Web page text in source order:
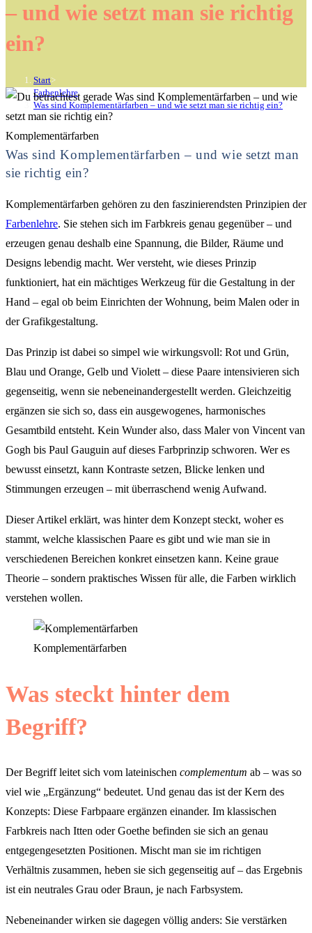
– und wie setzt man sie richtig
ein?
Start>
Farbenlehre>
Was sind Komplementärfarben – und wie setzt man sie richtig ein?
Komplementärfarben
Was sind Komplementärfarben – und wie setzt man
sie richtig ein?
Komplementärfarben gehören zu den faszinierendsten Prinzipien der
Farbenlehre. Sie stehen sich im Farbkreis genau gegenüber – und
erzeugen genau deshalb eine Spannung, die Bilder, Räume und
Designs lebendig macht. Wer versteht, wie dieses Prinzip
funktioniert, hat ein mächtiges Werkzeug für die Gestaltung in der
Hand – egal ob beim Einrichten der Wohnung, beim Malen oder in
der Grafikgestaltung.
Das Prinzip ist dabei so simpel wie wirkungsvoll: Rot und Grün,
Blau und Orange, Gelb und Violett – diese Paare intensivieren sich
gegenseitig, wenn sie nebeneinandergestellt werden. Gleichzeitig
ergänzen sie sich so, dass ein ausgewogenes, harmonisches
Gesamtbild entsteht. Kein Wunder also, dass Maler von Vincent van
Gogh bis Paul Gauguin auf dieses Farbprinzip schworen. Wer es
bewusst einsetzt, kann Kontraste setzen, Blicke lenken und
Stimmungen erzeugen – mit überraschend wenig Aufwand.
Dieser Artikel erklärt, was hinter dem Konzept steckt, woher es
stammt, welche klassischen Paare es gibt und wie man sie in
verschiedenen Bereichen konkret einsetzen kann. Keine graue
Theorie – sondern praktisches Wissen für alle, die Farben wirklich
verstehen wollen.
Komplementärfarben
Was steckt hinter dem
Begriff?
Der Begriff leitet sich vom lateinischen complementum ab – was so
viel wie „Ergänzung“ bedeutet. Und genau das ist der Kern des
Konzepts: Diese Farbpaare ergänzen einander. Im klassischen
Farbkreis nach Itten oder Goethe befinden sie sich an genau
entgegengesetzten Positionen. Mischt man sie im richtigen
Verhältnis zusammen, heben sie sich gegenseitig auf – das Ergebnis
ist ein neutrales Grau oder Braun, je nach Farbsystem.
Nebeneinander wirken sie dagegen völlig anders: Sie verstärken